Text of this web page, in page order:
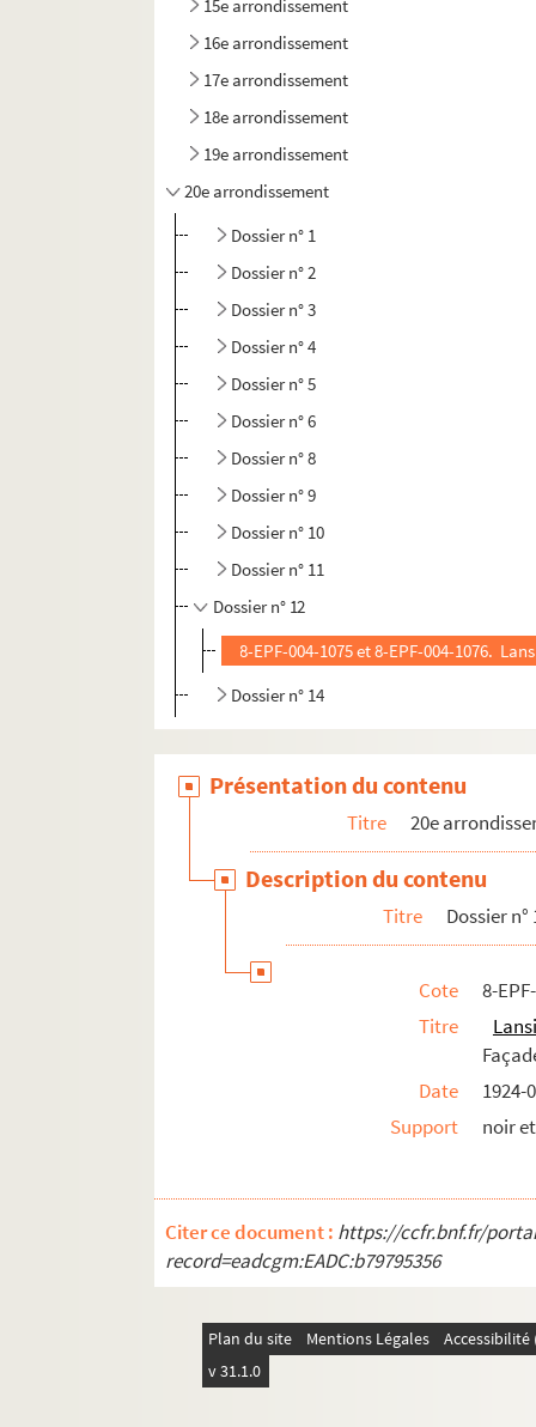
15e arrondissement
16e arrondissement
17e arrondissement
18e arrondissement
19e arrondissement
20e arrondissement
Dossier n° 1
Dossier n° 2
Dossier n° 3
Dossier n° 4
Dossier n° 5
Dossier n° 6
Dossier n° 8
Dossier n° 9
Dossier n° 10
Dossier n° 11
Dossier n° 12
8-EPF-004-1075 et 8-EPF-004-1076.
Dossier n° 14
Présentation du contenu
Titre 20e
Description du contenu
Titre Dossier n°
Cote
8-
Titre
Date
1924-
Support
noir
Citer ce document : https://ccfr.bnf.fr/
record=eadcgm:EADC:b79795356
Plan du site Mentions Légales
v 31.1.0